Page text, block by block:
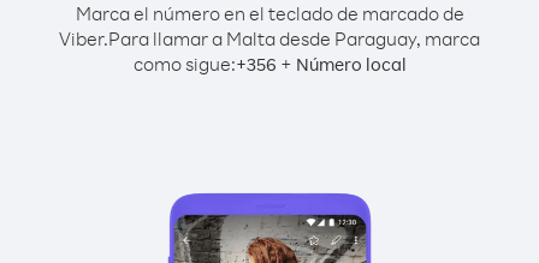
Marca el número en el teclado de marcado de
Viber.Para llamar a Malta desde Paraguay, marca
como sigue:+356 + Número local